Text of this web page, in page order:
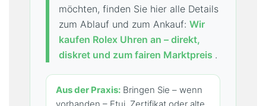
möchten, finden Sie hier alle Details
zum Ablauf und zum Ankauf: Wir
kaufen Rolex Uhren an – direkt,
diskret und zum fairen Marktpreis .
Aus der Praxis: Bringen Sie – wenn